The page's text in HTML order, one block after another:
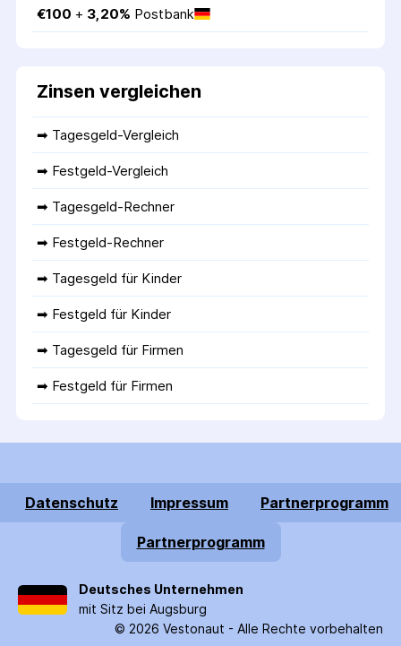
€100 + 3,20% Postbank
Zinsen vergleichen
➡ Tagesgeld-Vergleich
➡ Festgeld-Vergleich
➡ Tagesgeld-Rechner
➡ Festgeld-Rechner
➡ Tagesgeld für Kinder
➡ Festgeld für Kinder
➡ Tagesgeld für Firmen
➡ Festgeld für Firmen
Datenschutz Impressum Partnerprogramm
Partnerprogramm
Deutsches Unternehmen
mit Sitz bei Augsburg
© 2026 Vestonaut - Alle Rechte vorbehalten